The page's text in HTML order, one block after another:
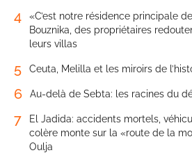
4
«C’est notre résidence principale
Bouznika, des propriétaires
leurs villas
5 Ceuta, Melilla et les miroirs de
6 Au-delà de Sebta: les racines du
7
El Jadida: accidents mortels,
colère monte sur la «route de la
Oulja